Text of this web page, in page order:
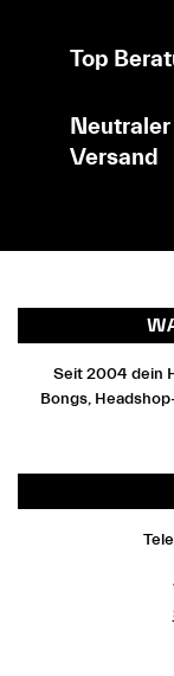
Top
Neutraler
Versand
Seit 2004 dein
Bongs,